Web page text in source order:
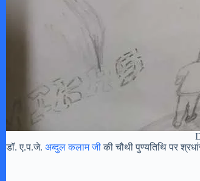
डॉ. ए.प.जे. अब्दुल कलाम जीकी चौथी पुण्यतिथि पर